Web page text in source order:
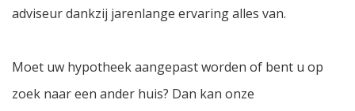
adviseur dankzij jarenlange ervaring alles van.
Moet uw hypotheek aangepast worden of bent u op
zoek naar een ander huis? Dan kan onze